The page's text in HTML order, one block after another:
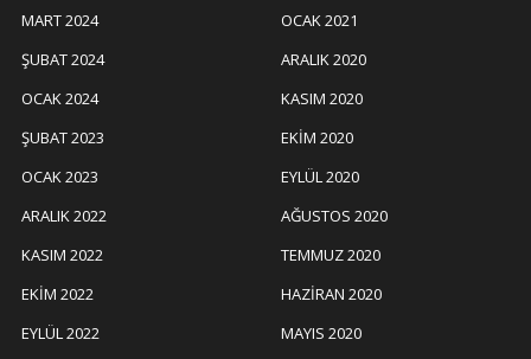
MART 2024
ŞUBAT 2024
OCAK 2024
ŞUBAT 2023
OCAK 2023
ARALIK 2022
KASIM 2022
EKIM 2022
EYLÜL 2022
OCAK 2021
ARALIK 2020
KASIM 2020
EKIM 2020
EYLÜL 2020
AĞUSTOS 2020
TEMMUZ 2020
HAZIRAN 2020
MAYIS 2020